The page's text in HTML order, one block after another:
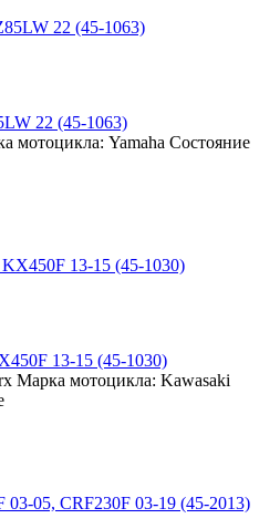
22 (45-1063)
мотоцикла: Yamaha Состояние
13-15 (45-1030)
Марка мотоцикла: Kawasaki